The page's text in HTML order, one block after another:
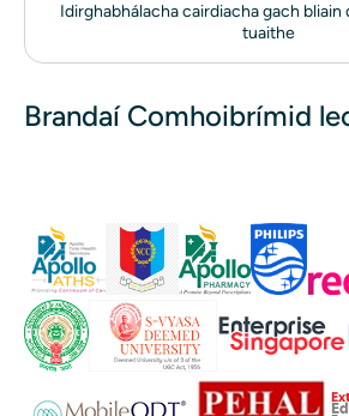
Idirghabhálacha cairdiacha gach bliain
tuaithe
Brandaí Comhoibrímid